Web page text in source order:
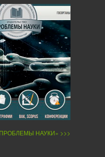
НАУКИ» >>>